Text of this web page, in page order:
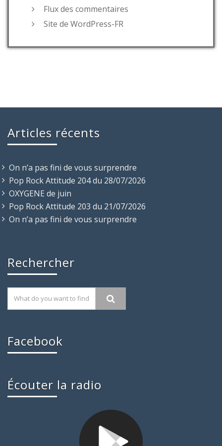
Flux des commentaires
Site de WordPress-FR
Articles récents
On n’a pas fini de vous surprendre
Pop Rock Attitude 204 du 28/07/2026
OXYGENE de juin
Pop Rock Attitude 203 du 21/07/2026
On n’a pas fini de vous surprendre
Rechercher
Facebook
Écouter la radio